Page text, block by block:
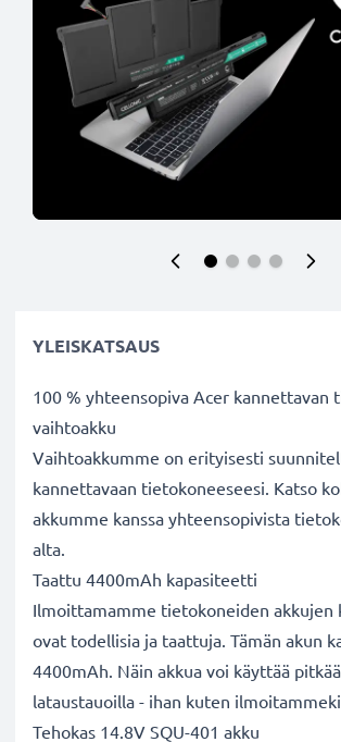
YLEISKATSAUS
100 % yhteensopiva Acer kannettavan
vaihtoakku
Vaihtoakkumme on erityisesti
kannettavaan tietokoneeseesi. Katso
akkumme kanssa yhteensopivista
alta.
Taattu 4400mAh kapasiteetti
Ilmoittamamme tietokoneiden akkujen
ovat todellisia ja taattuja. Tämän akun
4400mAh. Näin akkua voi käyttää
lataustauoilla - ihan kuten
Tehokas 14.8V SQU-401 akku